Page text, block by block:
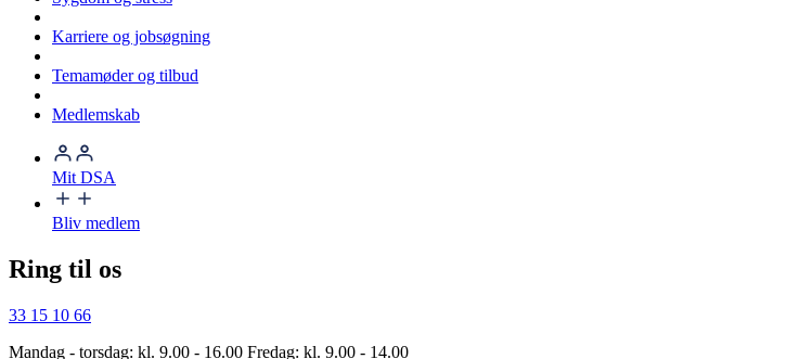
Karriere og jobsøgning
Temamøder og tilbud
Medlemskab
Mit DSA
Bliv medlem
Ring til os
33 15 10 66
Mandag - torsdag: kl. 9.00 - 16.00 Fredag: kl. 9.00 - 14.00